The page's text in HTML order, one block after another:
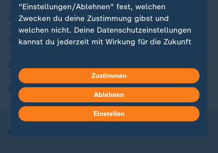
ZDFheute Stories
Themen im Überblick
ZDFheute Apps
Nutzungsbedingungen
"Einstellungen/Ablehnen" fest, welchen
Zwecken du deine Zustimmung gibst und
welchen nicht. Deine Datenschutzeinstellungen
kannst du jederzeit mit Wirkung für die Zukunft
Hier findest du das Impressum.
Weitere Informationen findest du in unserer
Datenschutzerklärung.
Zustimmen
Ablehnen
Einstellen